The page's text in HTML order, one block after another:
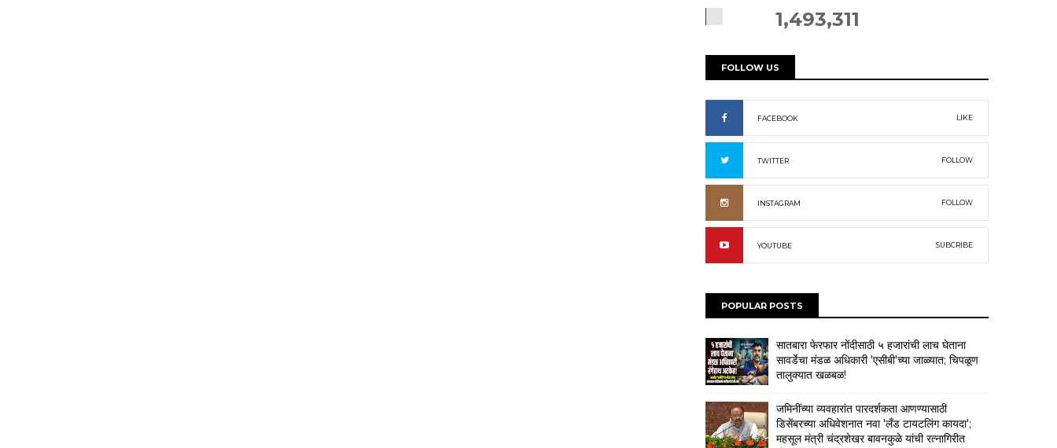
1,493,311
FOLLOW US
FACEBOOK LIKE
TWITTER FOLLOW
INSTAGRAM FOLLOW
YOUTUBE SUBCRIBE
POPULAR POSTS
सातबारा फेरफार नोंदीसाठी ५ हजारांची लाच घेताना
सावर्डेचा मंडळ अधिकारी 'एसीबी'च्या जाळ्यात; चिपळूण
तालुक्यात खळबळ!
जमिनींच्या व्यवहारांत पारदर्शकता आणण्यासाठी
डिसेंबरच्या अधिवेशनात नवा 'लँड टायटलिंग कायदा';
महसूल मंत्री चंद्रशेखर बावनकुळे यांची रत्नागिरीत